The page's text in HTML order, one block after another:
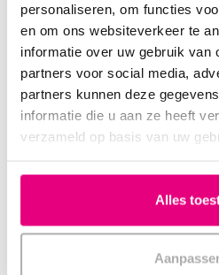
personaliseren, om functies
en om ons websiteverkeer te
informatie over uw gebruik van
partners voor social media,
partners kunnen deze
informatie die u aan ze heeft
verzameld op basis van uw
Alles
Door Slaapcoach
6 November 2022
Nieuwe richtlijnen
voor gezonde
National Sleep
24
slaap
Toon1-5